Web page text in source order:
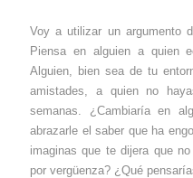
Voy a utilizar un argumento
Piensa en alguien a quien
Alguien, bien sea de tu
amistades, a quien no
semanas. ¿Cambiaría en
abrazarle el saber que ha
imaginas que te dijera que
por vergüenza? ¿Qué